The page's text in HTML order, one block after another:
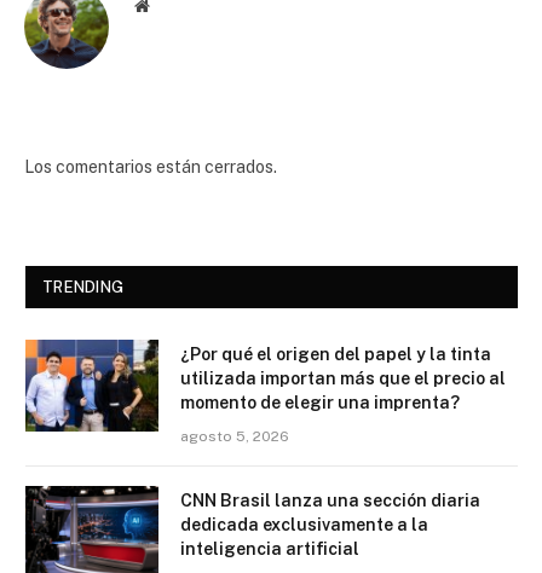
Website
Los comentarios están cerrados.
TRENDING
¿Por qué el origen del papel y la tinta
utilizada importan más que el precio al
momento de elegir una imprenta?
agosto 5, 2026
CNN Brasil lanza una sección diaria
dedicada exclusivamente a la
inteligencia artificial